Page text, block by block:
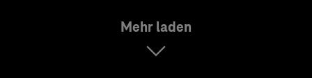
Mehr laden